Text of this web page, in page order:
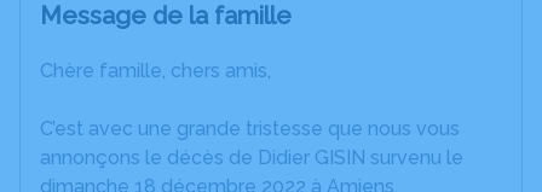
Message de la famille
Chère famille, chers amis,
C’est avec une grande tristesse que nous vous
annonçons le décès de Didier GISIN survenu le
dimanche 18 décembre 2022 à Amiens.